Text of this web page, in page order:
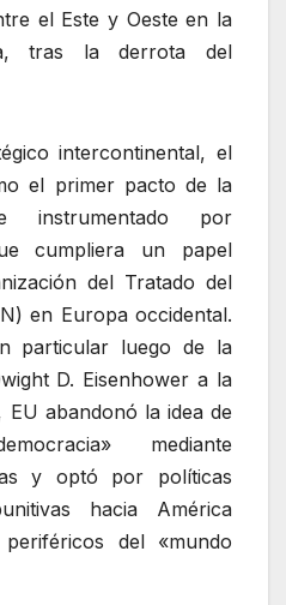
el Este y Oeste en la
tras la derrota del
intercontinental, el
el primer pacto de la
por
cumpliera un papel
del Tratado del
en Europa occidental.
particular luego de la
D. Eisenhower a la
EU abandonó la idea de
mediante
y optó por políticas
hacia América
del «mundo